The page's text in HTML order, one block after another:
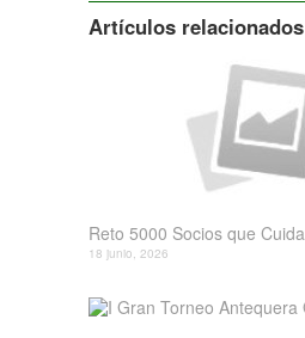
Artículos relacionados
Reto 5000 Socios que
18 junio, 2026